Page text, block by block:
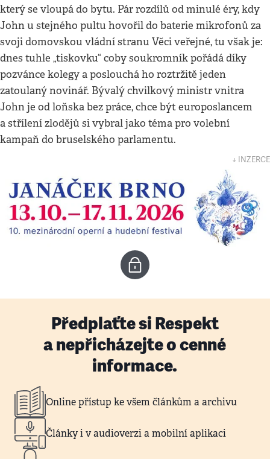
který se vloupá do bytu. Pár rozdílů od minulé éry, kdy
John u stejného pultu hovořil do baterie mikrofonů za
svoji domovskou vládní stranu Věci veřejné, tu však je:
dnes tuhle „tiskovku“ coby soukromník pořádá díky
pozvánce kolegy a poslouchá ho roztržitě jeden
zatoulaný novinář. Bývalý chvilkový ministr vnitra
John je od loňska bez práce, chce být europoslancem
a střílení zlodějů si vybral jako téma pro volební
kampaň do bruselského parlamentu.
↓ INZERCE
Předplaťte si Respekt
a nepřicházejte o cenné
informace.
Online přístup ke všem článkům a archivu
Články i v audioverzi a mobilní aplikaci